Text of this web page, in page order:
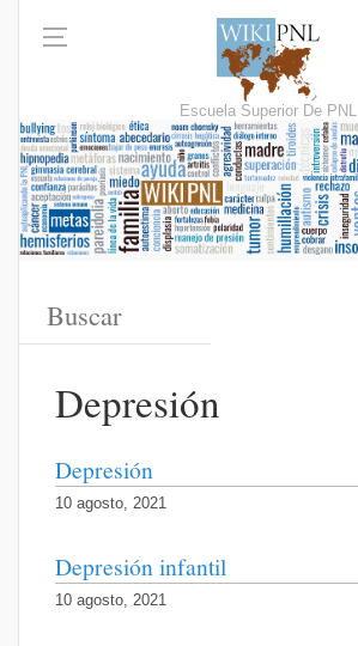
Escuela Superior De PNL
Depresión
Depresión
10 agosto, 2021
Depresión infantil
10 agosto, 2021